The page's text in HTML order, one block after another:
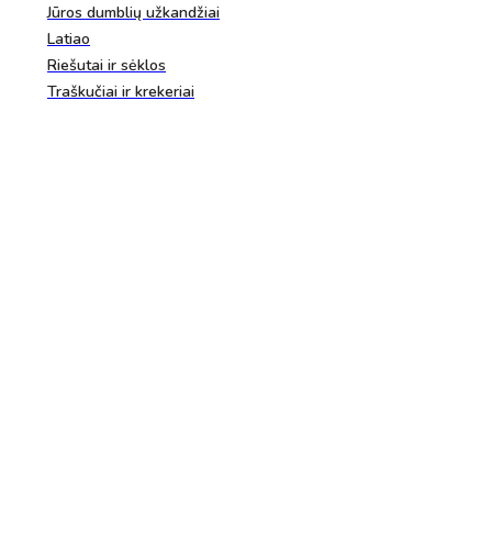
Jūros dumblių užkandžiai
Latiao
Riešutai ir sėklos
Traškučiai ir krekeriai